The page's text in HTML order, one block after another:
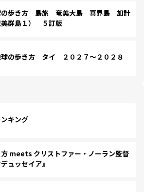
の歩き方 島旅 奄美大島 喜界島 加計
美群島１） ５訂版
の歩き方 タイ ２０２７～２０２８
キング
meets クリストファー・ノーラン監督
ュッセイア』